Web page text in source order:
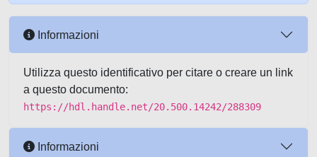
Informazioni
Utilizza questo identificativo per citare o creare un link
a questo documento:
https://hdl.handle.net/20.500.14242/288309
Informazioni